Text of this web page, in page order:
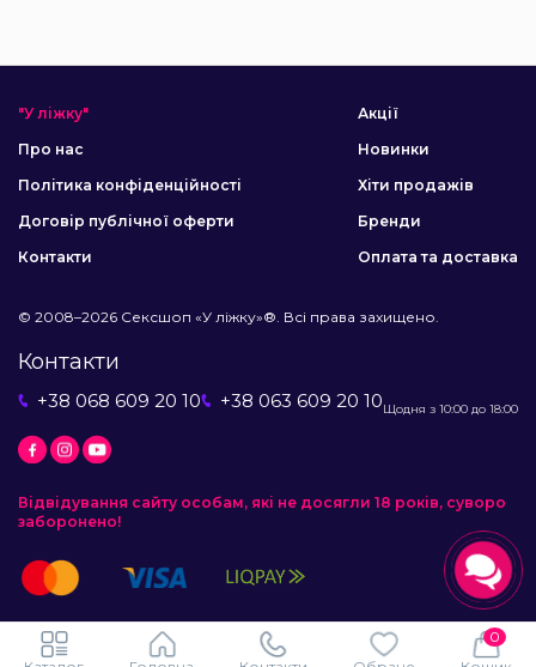
"У ліжку"
Про нас
Політика конфіденційності
Договір публічної оферти
Контакти
Акції
Новинки
Хіти продажів
Бренди
Оплата та доставка
© 2008–2026 Сексшоп «У ліжку»®. Всі права захищено.
Контакти
+38 068 609 20 10 +38 063 609 20 10Щодня з 10:00 до 18:00
Відвідування сайту особам, які не досягли 18 років, суворо
заборонено!
0